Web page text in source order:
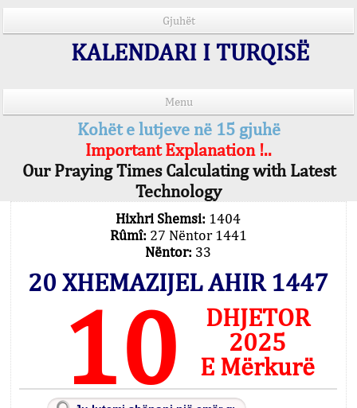
Gjuhët
KALENDARI I TURQISË
Menu
Kohët e lutjeve në 15 gjuhë
Important Explanation !..
Our Praying Times Calculating with Latest
Technology
Hixhri Shemsi: 1404
Rûmî: 27 Nëntor 1441
Nëntor: 33
20 XHEMAZIJEL AHIR 1447
10
DHJETOR
2025
E Mërkurë